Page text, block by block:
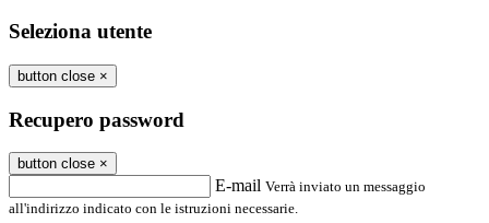
Seleziona utente
button close ×
Recupero password
button close ×
E-mail Verrà inviato un messaggio
all'indirizzo indicato con le istruzioni necessarie.